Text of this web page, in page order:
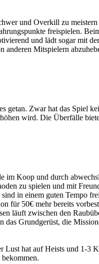
und Overkill zu
freispielen.
und lädt sogar mit
anderen Mitspielern
getan. Zwar hat das Spiel
wird. Die Überfälle
im Koop und durch
zu spielen und mit
in einem guten Tempo
für 50€ mehr bereits
läuft zwischen den
Grundgerüst, die
Lust hat auf Heists und 1-